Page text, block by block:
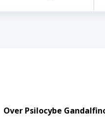
Over Psilocybe